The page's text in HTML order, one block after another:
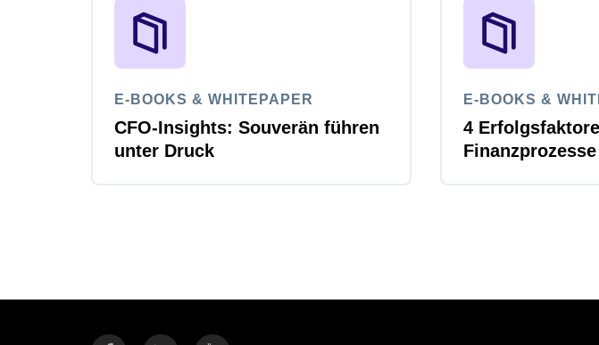
E-BOOKS & WHITEPAPER
CFO-Insights: Souverän führen
unter Druck
E-BOOKS &
4
Finanzprozesse